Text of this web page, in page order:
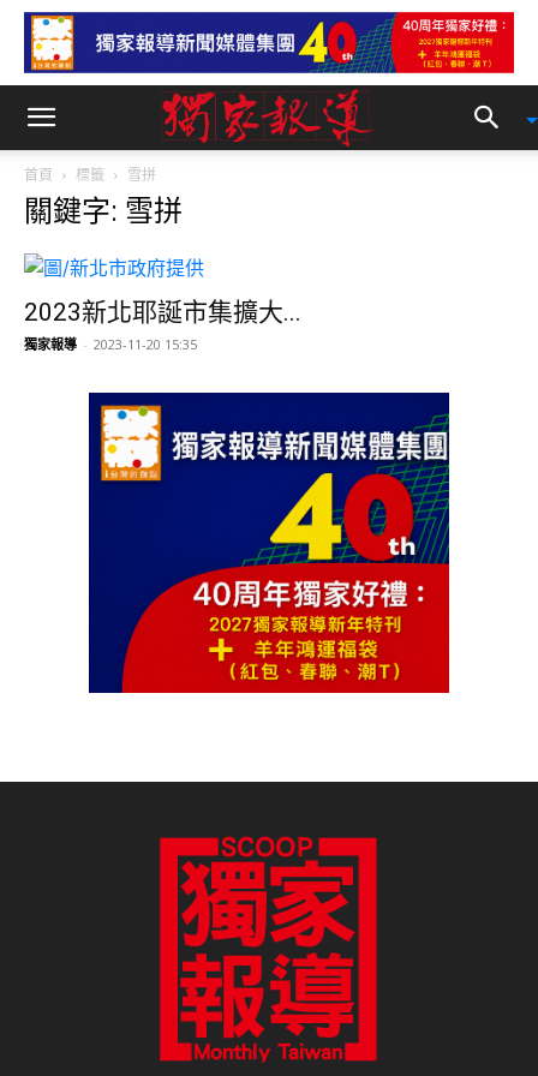
首頁 標籤 雪拼
關鍵字: 雪拼
2023新北耶誕市集擴大...
獨家報導 - 2023-11-20 15:35